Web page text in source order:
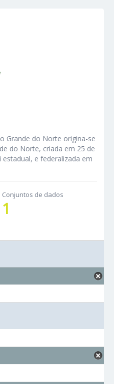
Grande do Norte origina-se
do Norte, criada em 25 de
e federalizada em
Conjuntos de dados
1